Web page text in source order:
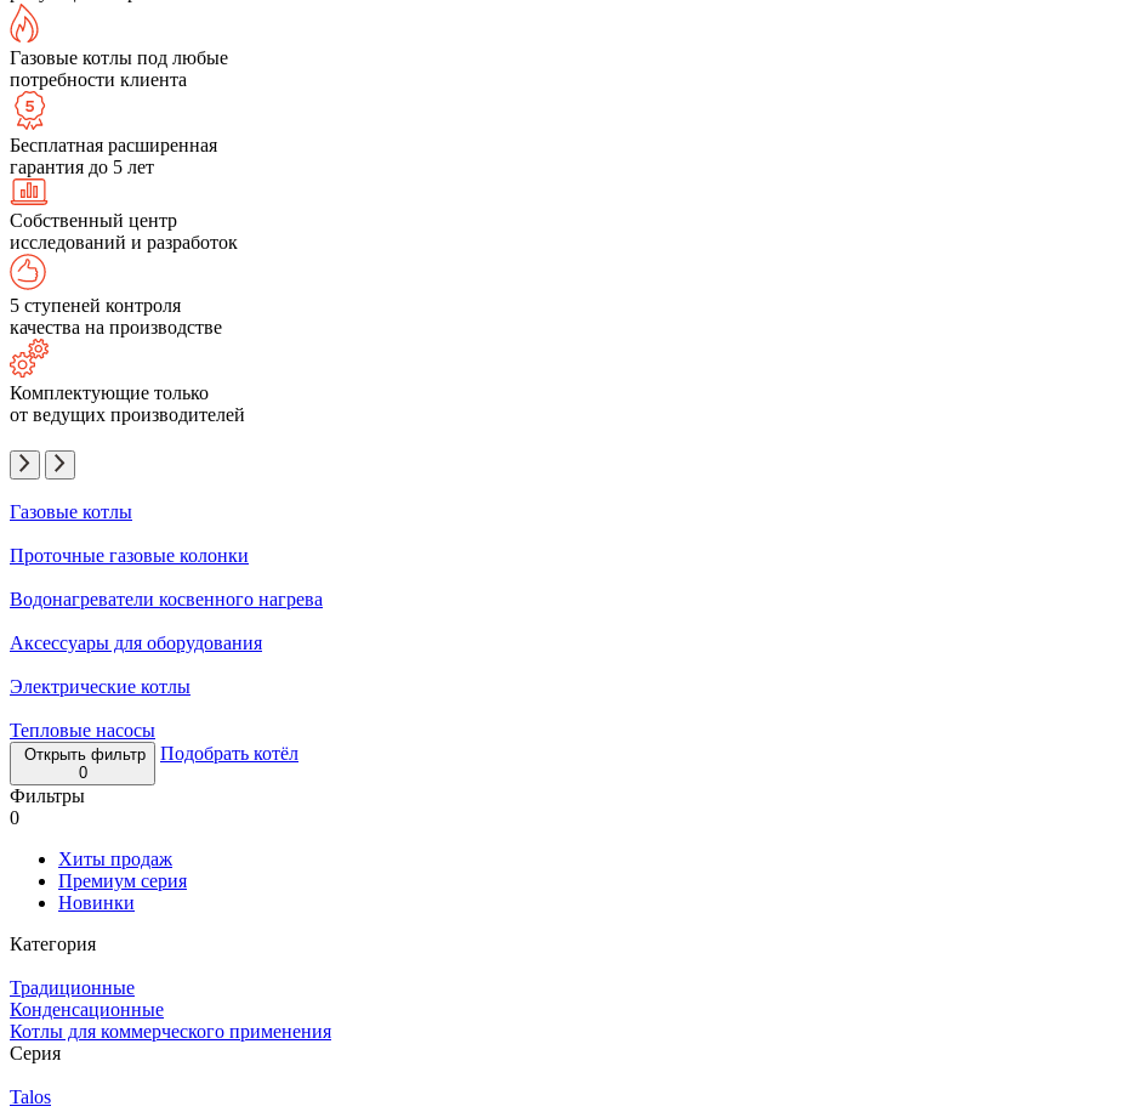
Газовые котлы под любые
потребности клиента
Бесплатная расширенная
гарантия до 5 лет
Собственный центр
исследований и разработок
5 ступеней контроля
качества на производстве
Комплектующие только
от ведущих производителей
Газовые котлы
Проточные газовые колонки
Водонагреватели косвенного нагрева
Аксессуары для оборудования
Электрические котлы
Тепловые насосы
Открыть фильтр
0
Подобрать котёл
Фильтры
0
Хиты продаж
Премиум серия
Новинки
Категория
Традиционные
Конденсационные
Котлы для коммерческого применения
Серия
Talos